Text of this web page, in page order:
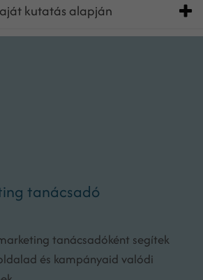
kutatás alapján
tanácsadó
tanácsadóként segítek
és kampányaid valódi